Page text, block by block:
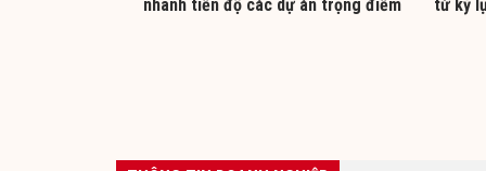
nhanh tiến độ các dự án trọng điểm từ kỷ